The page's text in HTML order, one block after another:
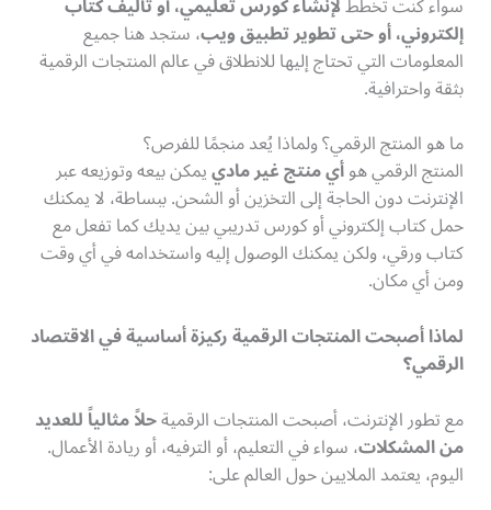
إلكتروني، أو حتى تطوير تطبيق ويب، ستجد هنا جميع
المعلومات التي تحتاج إليها للانطلاق في عالم المنتجات الرقمية
بثقة واحترافية.
ما هو المنتج الرقمي؟ ولماذا يُعد منجمًا للفرص؟
المنتج الرقمي هوأي منتج غير مادييمكن بيعه وتوزيعه عبر
الإنترنت دون الحاجة إلى التخزين أو الشحن. ببساطة، لا يمكنك
حمل كتاب إلكتروني أو كورس تدريبي بين يديك كما تفعل مع
كتاب ورقي، ولكن يمكنك الوصول إليه واستخدامه في أي وقت
ومن أي مكان.
لماذا أصبحت المنتجات الرقمية ركيزة أساسية في الاقتصاد
الرقمي؟
مع تطور الإنترنت، أصبحت المنتجات الرقميةحلاً مثالياً للعديد
من المشكلات، سواء في التعليم، أو الترفيه، أو ريادة الأعمال.
اليوم، يعتمد الملايين حول العالم على: